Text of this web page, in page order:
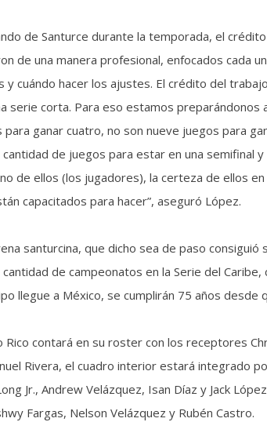
de Santurce durante la temporada, el
de una manera profesional, enfocados cada
y cuándo hacer los ajustes. El crédito del
serie corta. Para eso estamos
para ganar cuatro, no son nueve juegos para
de juegos para estar en una semifinal
de ellos (los jugadores), la certeza de ellos
capacitados para hacer”, aseguró López.
santurcina, que dicho sea de paso
de campeonatos en la Serie del
llegue a México, se cumplirán 75 años desde
Rico contará en su roster con los receptores
Rivera, el cuadro interior estará integrado
Jr., Andrew Velázquez, Isan Díaz y Jack
Fargas, Nelson Velázquez y Rubén Castro.